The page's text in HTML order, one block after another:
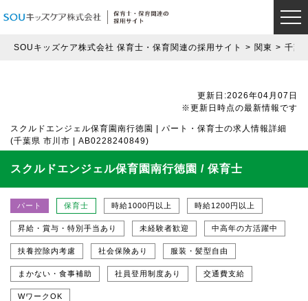
SOUキッズケア株式会社 保育士・保育関連の採用サイト 関東 千葉
更新日:2026年04月07日
※更新日時点の最新情報です
スクルドエンジェル保育園南行徳園 | パート・保育士の求人情報詳細
(千葉県 市川市 | AB0228240849)
スクルドエンジェル保育園南行徳園 / 保育士
パート 保育士 時給1000円以上 時給1200円以上
昇給・賞与・特別手当あり 未経験者歓迎 中高年の方活躍中
扶養控除内考慮 社会保険あり 服装・髪型自由
まかない・食事補助 社員登用制度あり 交通費支給
WワークOK